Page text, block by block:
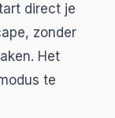
direct je
zonder
Het
te